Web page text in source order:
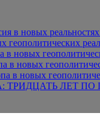
в новых
новых
в новых
в новых
ТРИДЦАТЬ ЛЕТ